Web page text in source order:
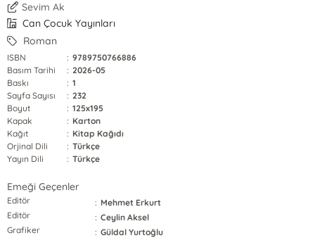
Sevim Ak
Can Çocuk Yayınları
Roman
ISBN : 9789750766886
Basım Tarihi
: 2026-05
Baskı
: 1
Sayfa Sayısı
: 232
Boyut
: 125x195
Kapak
: Karton
Kağıt
: Kitap Kağıdı
Orjinal Dili
: Türkçe
Yayın Dili
: Türkçe
Emeği Geçenler
Editör : Mehmet Erkurt
Editör
: Ceylin Aksel
Grafiker
: Güldal Yurtoğlu